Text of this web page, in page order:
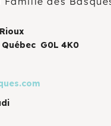
G0L 4K0